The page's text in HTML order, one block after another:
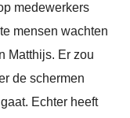
medewerkers
mensen wachten
Matthijs. Er zou
de schermen
Echter heeft